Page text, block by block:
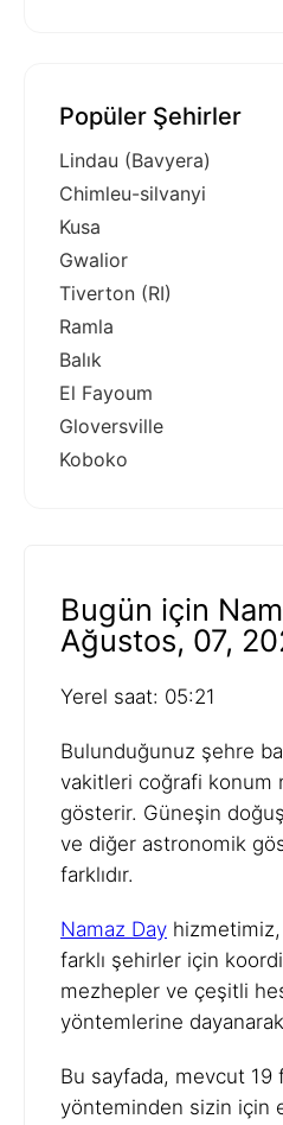
Popüler Şehirler
Lindau (Bavyera)
Chimleu-silvanyi
Kusa
Gwalior
Tiverton (RI)
Ramla
Balık
El Fayoum
Gloversville
Koboko
Bugün için
Ağustos, 07,
Yerel saat: 05:21
Bulunduğunuz şehre
vakitleri coğrafi konum
gösterir. Güneşin
ve diğer astronomik
farklıdır.
Namaz Day
farklı şehirler için
mezhepler ve çeşitli
yöntemlerine
Bu sayfada, mevcut 19
yönteminden sizin için